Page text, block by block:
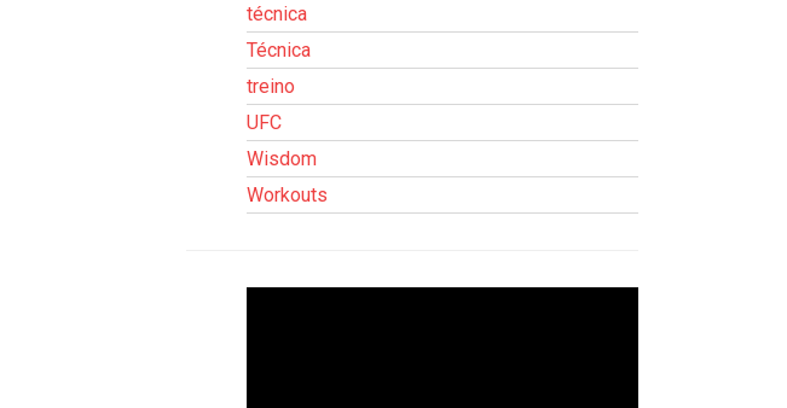
técnica
Técnica
treino
UFC
Wisdom
Workouts